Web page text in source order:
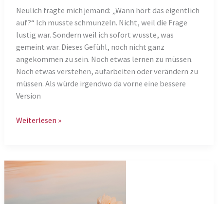
Neulich fragte mich jemand: „Wann hört das eigentlich
auf?“ Ich musste schmunzeln. Nicht, weil die Frage
lustig war. Sondern weil ich sofort wusste, was
gemeint war. Dieses Gefühl, noch nicht ganz
angekommen zu sein. Noch etwas lernen zu müssen.
Noch etwas verstehen, aufarbeiten oder verändern zu
müssen. Als würde irgendwo da vorne eine bessere
Version
Vielleicht
Projekt
Weiterlesen »